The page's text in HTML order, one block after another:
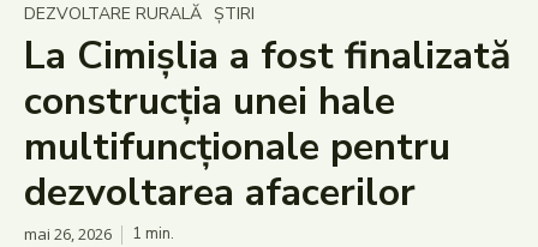
Știri
Evenimente
Dezvoltare rurală
Turism
Vinării
DEZVOLTARE RURALĂ ȘTIRI
La Cimișlia a fost finalizată
construcția unei hale
multifuncționale pentru
dezvoltarea afacerilor
mai 26, 2026 1 min.